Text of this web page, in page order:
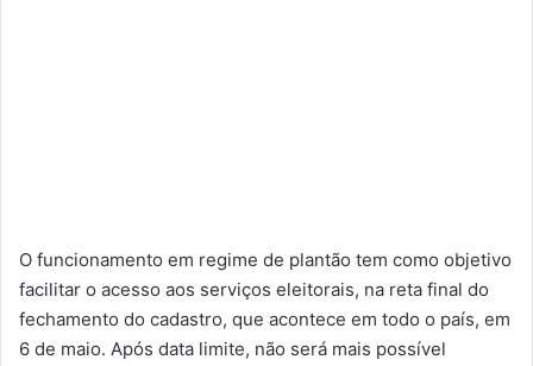
O funcionamento em regime de plantão tem como objetivo
facilitar o acesso aos serviços eleitorais, na reta final do
fechamento do cadastro, que acontece em todo o país, em
6 de maio. Após data limite, não será mais possível